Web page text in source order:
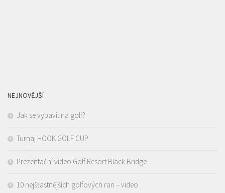
NEJNOVĚJŠÍ
Jak se vybavit na golf?
Turnaj HOOK GOLF CUP
Prezentační video Golf Resort Black Bridge
10 nejšťastnějších golfových ran – video